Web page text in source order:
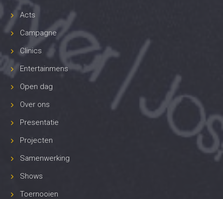
Acts
Campagne
Clinics
Entertainmens
Open dag
Over ons
Presentatie
Projecten
Samenwerking
Shows
Toernooien